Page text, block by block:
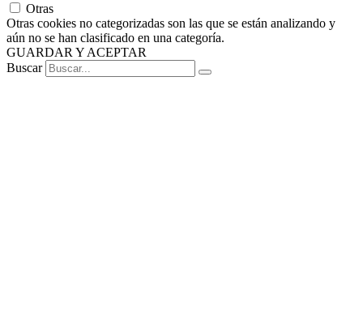
Otras
Otras cookies no categorizadas son las que se están analizando y
aún no se han clasificado en una categoría.
GUARDAR Y ACEPTAR
Buscar